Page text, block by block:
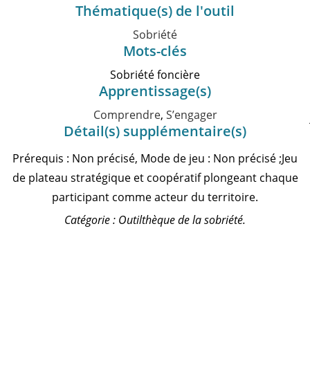
Thématique(s) de l'outil
Sobriété
Mots-clés
Sobriété foncière
Apprentissage(s)
Comprendre, S’engager
Détail(s) supplémentaire(s)
Prérequis : Non précisé, Mode de jeu : Non précisé ;Jeu
de plateau stratégique et coopératif plongeant chaque
participant comme acteur du territoire.
Catégorie : Outilthèque de la sobriété.